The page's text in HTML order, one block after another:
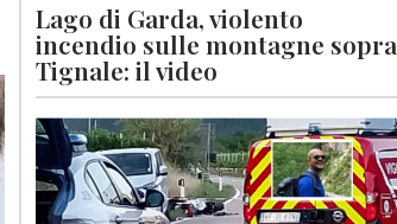
Lago di Garda, violento
incendio sulle montagne sopra
Tignale: il video